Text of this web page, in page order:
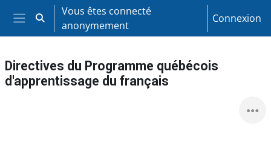
Passer au contenu principal
Panneau latéral
Activer/désactiver la saisie de recherche
Vous êtes connecté
anonymement
Connexion
Directives du Programme québécois
d'apprentissage du français